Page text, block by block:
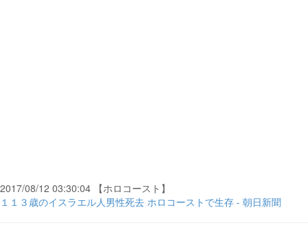
2017/08/12 03:30:04 【ホロコースト】
１１３歳のイスラエル人男性死去 ホロコーストで生存 - 朝日新聞